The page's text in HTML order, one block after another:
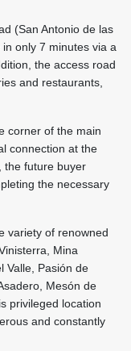
(San Antonio de las
only 7 minutes via a
the access road
and restaurants,
corner of the main
connection at the
the future buyer
the necessary
variety of renowned
Mina
Valle, Pasión de
Mesón de
privileged location
and constantly